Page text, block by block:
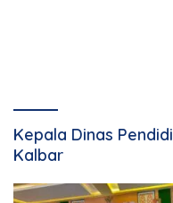
Kepala Dinas
Kalbar